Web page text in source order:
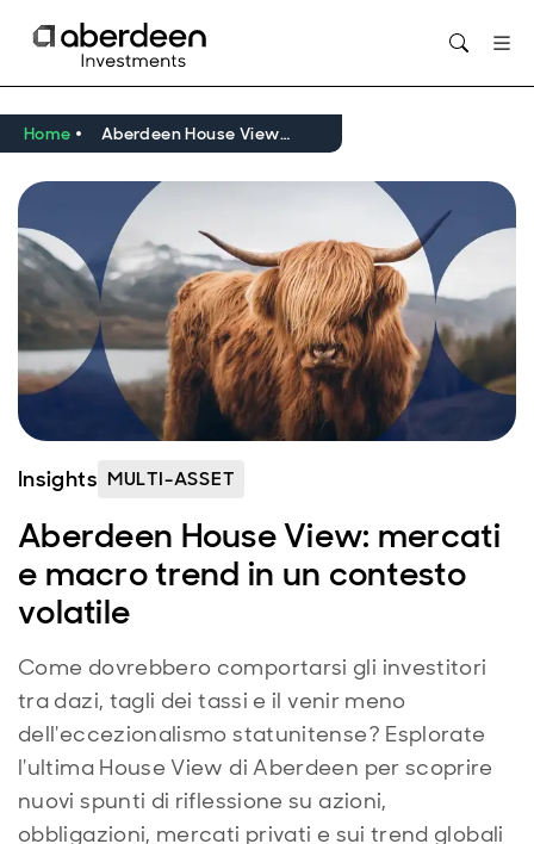
Home Aberdeen House View: mercati e macro trend in un contesto volatile
Insights MULTI-ASSET
Aberdeen House View: mercati
e macro trend in un contesto
volatile
Come dovrebbero comportarsi gli investitori
tra dazi, tagli dei tassi e il venir meno
dell'eccezionalismo statunitense? Esplorate
l'ultima House View di Aberdeen per scoprire
nuovi spunti di riflessione su azioni,
obbligazioni, mercati privati e sui trend globali